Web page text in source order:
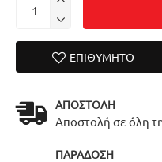
ΕΠΙΘΥΜΗΤΌ
ΑΠΟΣΤΟΛΉ
Αποστολή σε όλη
ΠΑΡΆΔΟΣΗ